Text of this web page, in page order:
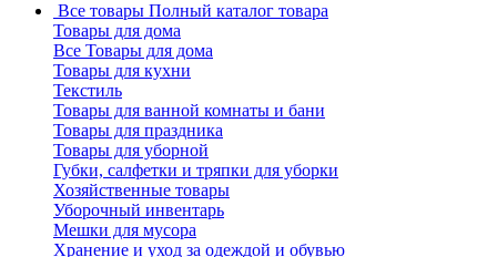
Все товары Полный каталог товара
Товары для дома
Все Товары для дома
Товары для кухни
Текстиль
Товары для ванной комнаты и бани
Товары для праздника
Товары для уборной
Губки, салфетки и тряпки для уборки
Хозяйственные товары
Уборочный инвентарь
Мешки для мусора
Хранение и уход за одеждой и обувью